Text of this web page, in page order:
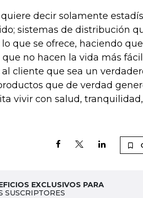
decir solamente
sistemas de distribución
que se ofrece, haciendo
no hacen la vida más
cliente que sea un
que de verdad
vivir con salud,
EXCLUSIVOS PARA
SUSCRIPTORES